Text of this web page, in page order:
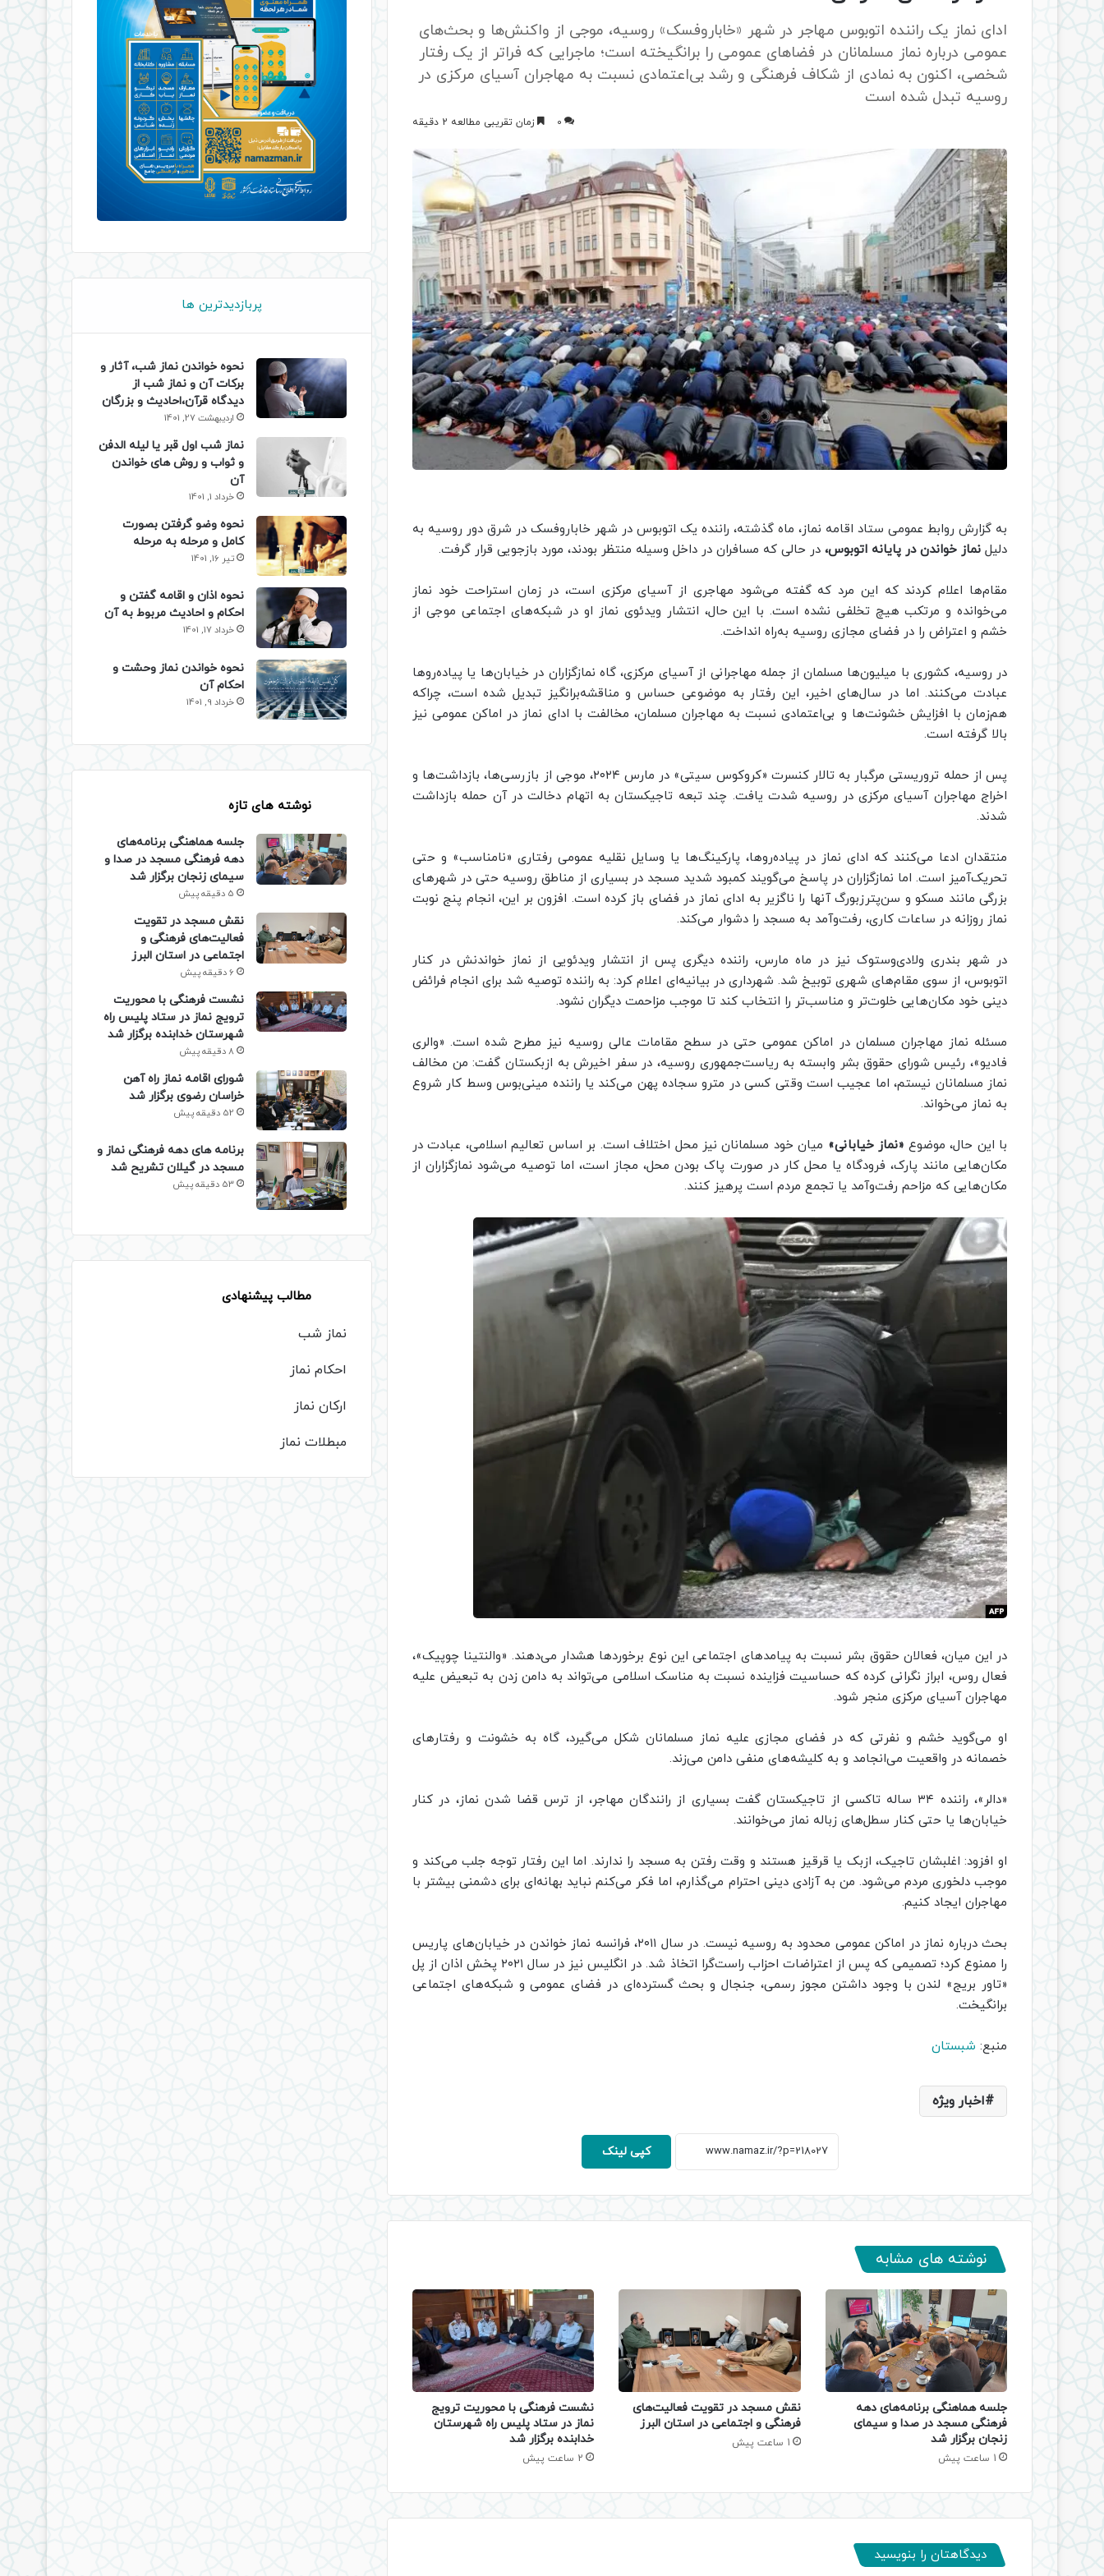
ادای نماز یک راننده اتوبوس مهاجر در شهر «خاباروفسک» روسیه، موجی از واکنش‌ها و بحث‌های
عمومی درباره نماز مسلمانان در فضاهای عمومی را برانگیخته است؛ ماجرایی که فراتر از یک رفتار
شخصی، اکنون به نمادی از شکاف فرهنگی و رشد بی‌اعتمادی نسبت به مهاجران آسیای مرکزی در
روسیه تبدل شده است
0 زمان تقریبی مطالعه 2 دقیقه
به گزارش روابط عمومی ستاد اقامه نماز، ماه گذشته، راننده یک اتوبوس در شهر خاباروفسک در شرق دور روسیه به
دلیل نماز خواندن در پایانه اتوبوس، در حالی که مسافران در داخل وسیله منتظر بودند، مورد بازجویی قرار گرفت.
مقام‌ها اعلام کردند که این مرد که گفته می‌شود مهاجری از آسیای مرکزی است، در زمان استراحت خود نماز
می‌خوانده و مرتکب هیچ تخلفی نشده است. با این حال، انتشار ویدئوی نماز او در شبکه‌های اجتماعی موجی از
خشم و اعتراض را در فضای مجازی روسیه به‌راه انداخت.
در روسیه، کشوری با میلیون‌ها مسلمان از جمله مهاجرانی از آسیای مرکزی، گاه نمازگزاران در خیابان‌ها یا پیاده‌روها
عبادت می‌کنند. اما در سال‌های اخیر، این رفتار به موضوعی حساس و مناقشه‌برانگیز تبدیل شده است، چراکه
هم‌زمان با افزایش خشونت‌ها و بی‌اعتمادی نسبت به مهاجران مسلمان، مخالفت با ادای نماز در اماکن عمومی نیز
بالا گرفته است.
پس از حمله تروریستی مرگبار به تالار کنسرت «کروکوس سیتی» در مارس ۲۰۲۴، موجی از بازرسی‌ها، بازداشت‌ها و
اخراج مهاجران آسیای مرکزی در روسیه شدت یافت. چند تبعه تاجیکستان به اتهام دخالت در آن حمله بازداشت
شدند.
منتقدان ادعا می‌کنند که ادای نماز در پیاده‌روها، پارکینگ‌ها یا وسایل نقلیه عمومی رفتاری «نامناسب» و حتی
تحریک‌آمیز است. اما نمازگزاران در پاسخ می‌گویند کمبود شدید مسجد در بسیاری از مناطق روسیه حتی در شهرهای
بزرگی مانند مسکو و سن‌پترزبورگ آنها را ناگزیر به ادای نماز در فضای باز کرده است. افزون بر این، انجام پنج نوبت
نماز روزانه در ساعات کاری، رفت‌وآمد به مسجد را دشوار می‌کند.
در شهر بندری ولادی‌وستوک نیز در ماه مارس، راننده دیگری پس از انتشار ویدئویی از نماز خواندنش در کنار
اتوبوس، از سوی مقام‌های شهری توبیخ شد. شهرداری در بیانیه‌ای اعلام کرد: به راننده توصیه شد برای انجام فرائض
دینی خود مکان‌هایی خلوت‌تر و مناسب‌تر را انتخاب کند تا موجب مزاحمت دیگران نشود.
مسئله نماز مهاجران مسلمان در اماکن عمومی حتی در سطح مقامات عالی روسیه نیز مطرح شده است. «والری
فادیو»، رئیس شورای حقوق بشر وابسته به ریاست‌جمهوری روسیه، در سفر اخیرش به ازبکستان گفت: من مخالف
نماز مسلمانان نیستم، اما عجیب است وقتی کسی در مترو سجاده پهن می‌کند یا راننده مینی‌بوس وسط کار شروع
به نماز می‌خواند.
با این حال، موضوع «نماز خیابانی» میان خود مسلمانان نیز محل اختلاف است. بر اساس تعالیم اسلامی، عبادت در
مکان‌هایی مانند پارک، فرودگاه یا محل کار در صورت پاک بودن محل، مجاز است، اما توصیه می‌شود نمازگزاران از
مکان‌هایی که مزاحم رفت‌وآمد یا تجمع مردم است پرهیز کنند.
در این میان، فعالان حقوق بشر نسبت به پیامدهای اجتماعی این نوع برخوردها هشدار می‌دهند. «والنتینا چوپیک»،
فعال روس، ابراز نگرانی کرده که حساسیت فزاینده نسبت به مناسک اسلامی می‌تواند به دامن زدن به تبعیض علیه
مهاجران آسیای مرکزی منجر شود.
او می‌گوید خشم و نفرتی که در فضای مجازی علیه نماز مسلمانان شکل می‌گیرد، گاه به خشونت و رفتارهای
خصمانه در واقعیت می‌انجامد و به کلیشه‌های منفی دامن می‌زند.
«دالر»، راننده ۳۴ ساله تاکسی از تاجیکستان گفت بسیاری از رانندگان مهاجر، از ترس قضا شدن نماز، در کنار
خیابان‌ها یا حتی کنار سطل‌های زباله نماز می‌خوانند.
او افزود: اغلبشان تاجیک، ازبک یا قرقیز هستند و وقت رفتن به مسجد را ندارند. اما این رفتار توجه جلب می‌کند و
موجب دلخوری مردم می‌شود. من به آزادی دینی احترام می‌گذارم، اما فکر می‌کنم نباید بهانه‌ای برای دشمنی بیشتر با
مهاجران ایجاد کنیم.
بحث درباره نماز در اماکن عمومی محدود به روسیه نیست. در سال ۲۰۱۱، فرانسه نماز خواندن در خیابان‌های پاریس
را ممنوع کرد؛ تصمیمی که پس از اعتراضات احزاب راست‌گرا اتخاذ شد. در انگلیس نیز در سال ۲۰۲۱ پخش اذان از پل
«تاور بریج» لندن با وجود داشتن مجوز رسمی، جنجال و بحث گسترده‌ای در فضای عمومی و شبکه‌های اجتماعی
برانگیخت.
منبع: شبستان
اخبار ویژه
کپی لینک
نوشته های مشابه
جلسه هماهنگی برنامه‌های دهه
فرهنگی مسجد در صدا و سیمای
زنجان برگزار شد
1 ساعت پیش
نقش مسجد در تقویت فعالیت‌های
فرهنگی و اجتماعی در استان البرز
1 ساعت پیش
نشست فرهنگی با محوریت ترویج
نماز در ستاد پلیس راه شهرستان
خدابنده برگزار شد
2 ساعت پیش
دیدگاهتان را بنویسید
پربازدیدترین ها
نحوه خواندن نماز شب، آثار و
برکات آن و نماز شب از
دیدگاه قرآن،احادیث و بزرگان
اردیبهشت 27, 1401
نماز شب اول قبر یا لیله الدفن
و ثواب و روش های خواندن
آن
خرداد 1, 1401
نحوه وضو گرفتن بصورت
کامل و مرحله به مرحله
تیر 16, 1401
نحوه اذان و اقامه گفتن و
احکام و احادیث مربوط به آن
خرداد 17, 1401
نحوه خواندن نماز وحشت و
احکام آن
خرداد 9, 1401
نوشته های تازه
جلسه هماهنگی برنامه‌های
دهه فرهنگی مسجد در صدا و
سیمای زنجان برگزار شد
5 دقیقه پیش
نقش مسجد در تقویت
فعالیت‌های فرهنگی و
اجتماعی در استان البرز
6 دقیقه پیش
نشست فرهنگی با محوریت
ترویج نماز در ستاد پلیس راه
شهرستان خدابنده برگزار شد
8 دقیقه پیش
شورای اقامه نماز راه آهن
خراسان رضوی برگزار شد
52 دقیقه پیش
برنامه های دهه فرهنگی نماز و
مسجد در گیلان تشریح شد
53 دقیقه پیش
مطالب پیشنهادی
نماز شب
احکام نماز
ارکان نماز
مبطلات نماز